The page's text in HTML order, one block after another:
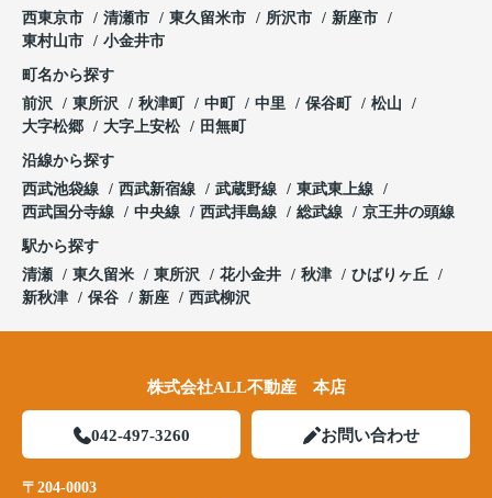
西東京市
清瀬市 東久留米市 所沢市
新座市
東村山市
小金井市
町名から探す
前沢
東所沢 秋津町 中町 中里 保谷町
松山
大字松郷
大字上安松 田無町
沿線から探す
西武池袋線
西武新宿線 武蔵野線
東武東上線
西武国分寺線
中央線 西武拝島線 総武線 京王井の頭線
駅から探す
清瀬
東久留米 東所沢 花小金井 秋津
ひばりヶ丘
新秋津
保谷 新座 西武柳沢
株式会社ALL不動産 本店
042-497-3260 お問い合わせ
〒204-0003